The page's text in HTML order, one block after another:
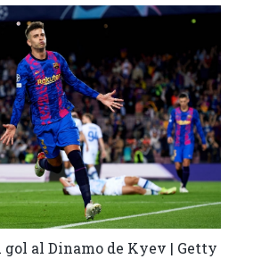
gol al Dinamo de Kyev | Getty